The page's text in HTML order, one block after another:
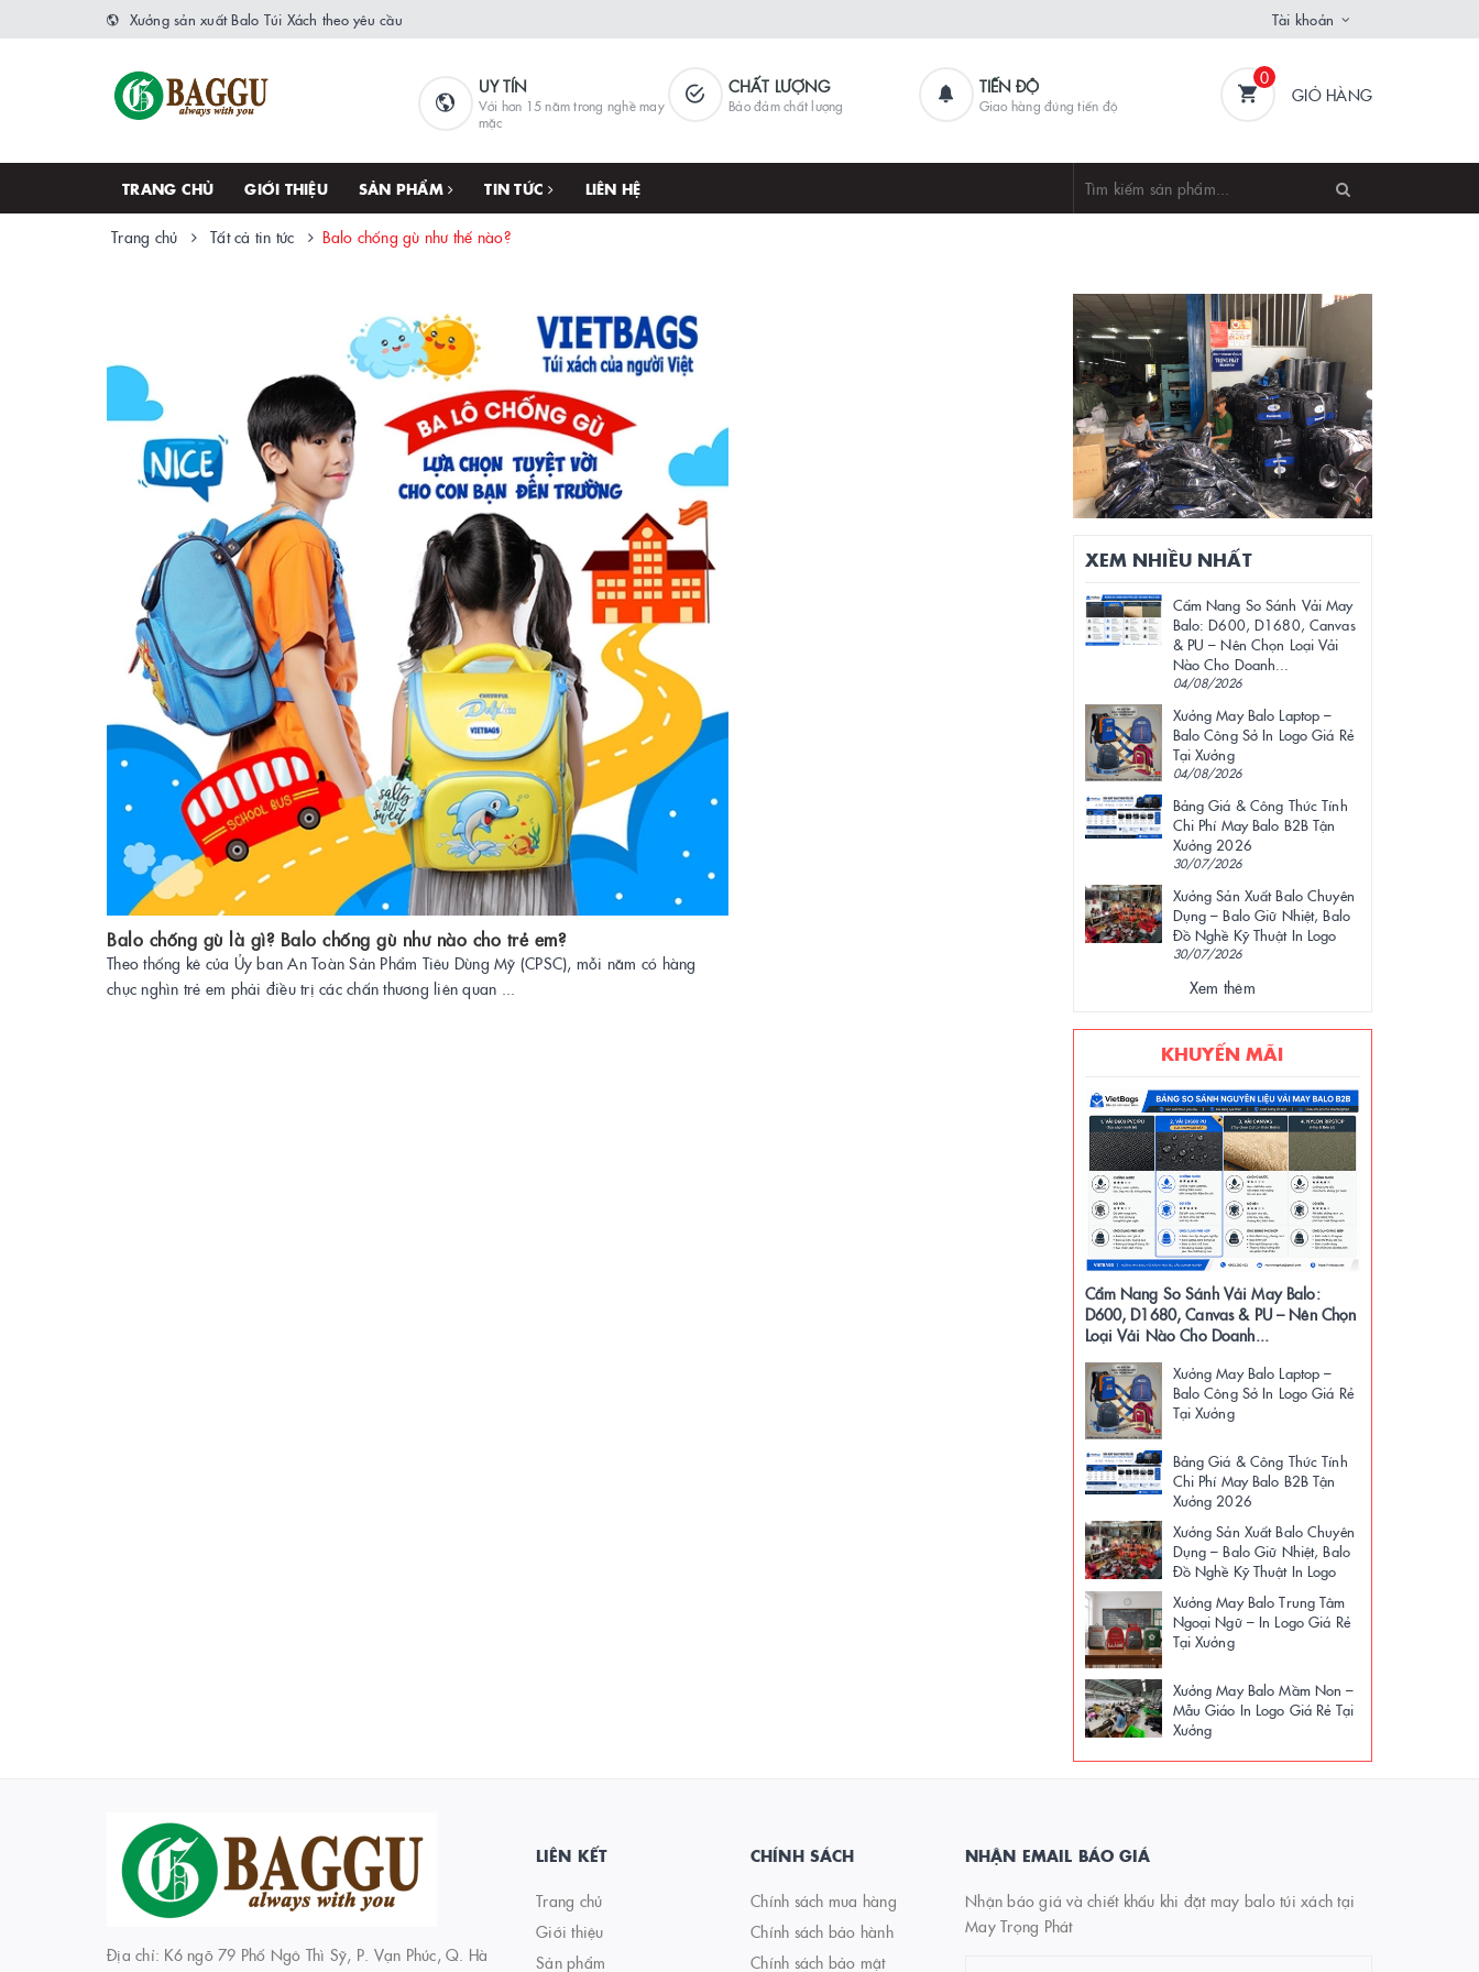
Xưởng sản xuất Balo Túi Xách theo yêu cầu Tài khoản
UY TÍN
Với hơn 15 năm trong nghề may
mặc
CHẤT LƯỢNG
Bảo đảm chất lượng
TIẾN ĐỘ
Giao hàng đúng tiến độ
0
GIỎ HÀNG
TRANG CHỦ GIỚI THIỆU SẢN PHẨM TIN TỨC LIÊN HỆ
Trang chủ Tất cả tin tức Balo chống gù như thế nào?
Balo chống gù là gì? Balo chống gù như nào cho trẻ em?
Theo thống kê của Ủy ban An Toàn Sản Phẩm Tiêu Dùng Mỹ (CPSC), mỗi năm có hàng
chục nghìn trẻ em phải điều trị các chấn thương liên quan ...
XEM NHIỀU NHẤT
Cẩm Nang So Sánh Vải May
Balo: D600, D1680, Canvas
& PU – Nên Chọn Loại Vải
Nào Cho Doanh...
04/08/2026
Xưởng May Balo Laptop –
Balo Công Sở In Logo Giá Rẻ
Tại Xưởng
04/08/2026
Bảng Giá & Công Thức Tính
Chi Phí May Balo B2B Tận
Xưởng 2026
30/07/2026
Xưởng Sản Xuất Balo Chuyên
Dụng – Balo Giữ Nhiệt, Balo
Đồ Nghề Kỹ Thuật In Logo
30/07/2026
Xem thêm
KHUYẾN MÃI
Cẩm Nang So Sánh Vải May Balo:
D600, D1680, Canvas & PU – Nên Chọn
Loại Vải Nào Cho Doanh...
Xưởng May Balo Laptop –
Balo Công Sở In Logo Giá Rẻ
Tại Xưởng
Bảng Giá & Công Thức Tính
Chi Phí May Balo B2B Tận
Xưởng 2026
Xưởng Sản Xuất Balo Chuyên
Dụng – Balo Giữ Nhiệt, Balo
Đồ Nghề Kỹ Thuật In Logo
Xưởng May Balo Trung Tâm
Ngoại Ngữ – In Logo Giá Rẻ
Tại Xưởng
Xưởng May Balo Mầm Non –
Mẫu Giáo In Logo Giá Rẻ Tại
Xưởng
Địa chỉ: K6 ngõ 79 Phố Ngô Thì Sỹ, P. Vạn Phúc, Q. Hà
LIÊN KẾT
Trang chủ
Giới thiệu
Sản phẩm
CHÍNH SÁCH
Chính sách mua hàng
Chính sách bảo hành
Chính sách bảo mật
NHẬN EMAIL BÁO GIÁ
Nhận báo giá và chiết khấu khi đặt may balo túi xách tại
May Trọng Phát